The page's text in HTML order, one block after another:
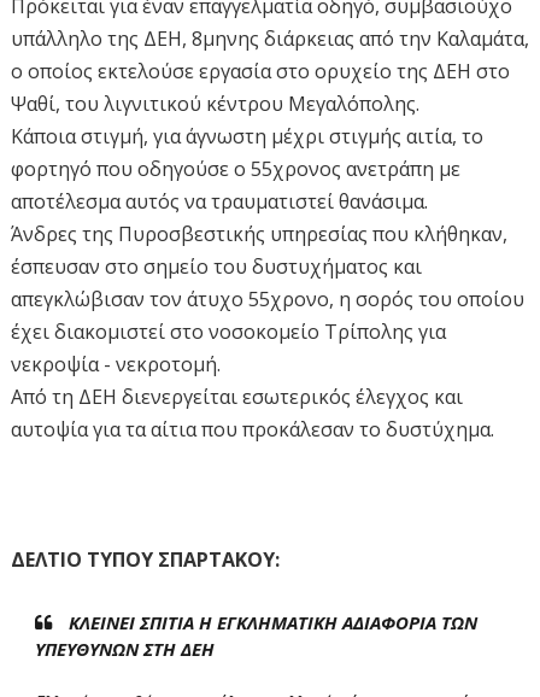
Πρόκειται για έναν επαγγελματία οδηγό, συμβασιούχο
υπάλληλο της ΔΕΗ, 8μηνης διάρκειας από την Καλαμάτα,
ο οποίος εκτελούσε εργασία στο ορυχείο της ΔΕΗ στο
Ψαθί, του λιγνιτικού κέντρου Μεγαλόπολης.
Κάποια στιγμή, για άγνωστη μέχρι στιγμής αιτία, το
φορτηγό που οδηγούσε ο 55χρονος ανετράπη με
αποτέλεσμα αυτός να τραυματιστεί θανάσιμα.
Άνδρες της Πυροσβεστικής υπηρεσίας που κλήθηκαν,
έσπευσαν στο σημείο του δυστυχήματος και
απεγκλώβισαν τον άτυχο 55χρονο, η σορός του οποίου
έχει διακομιστεί στο νοσοκομείο Τρίπολης για
νεκροψία - νεκροτομή.
Από τη ΔΕΗ διενεργείται εσωτερικός έλεγχος και
αυτοψία για τα αίτια που προκάλεσαν το δυστύχημα.
ΔΕΛΤΙΟ ΤΥΠΟΥ ΣΠΑΡΤΑΚΟΥ:
ΚΛΕΙΝΕΙ ΣΠΙΤΙΑ Η ΕΓΚΛΗΜΑΤΙΚΗ ΑΔΙΑΦΟΡΙΑ ΤΩΝ
ΥΠΕΥΘΥΝΩΝ ΣΤΗ ΔΕΗ